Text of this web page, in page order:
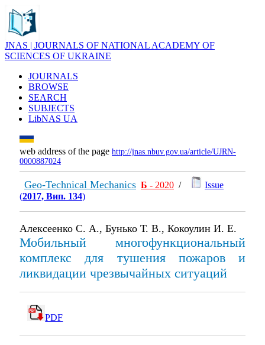
JNAS | JOURNALS OF NATIONAL ACADEMY OF
SCIENCES OF UKRAINE
JOURNALS
BROWSE
SEARCH
SUBJECTS
LibNAS UA
web address of the page http://jnas.nbuv.gov.ua/article/UJRN-
0000887024
Geo-Technical Mechanics Б - 2020 /
Issue
(2017, Вип. 134)
Алексеенко С. А., Бунько Т. В., Кокоулин И. Е.
Мобильный многофункциональный
комплекс для тушения пожаров и
ликвидации чрезвычайных ситуаций
PDF